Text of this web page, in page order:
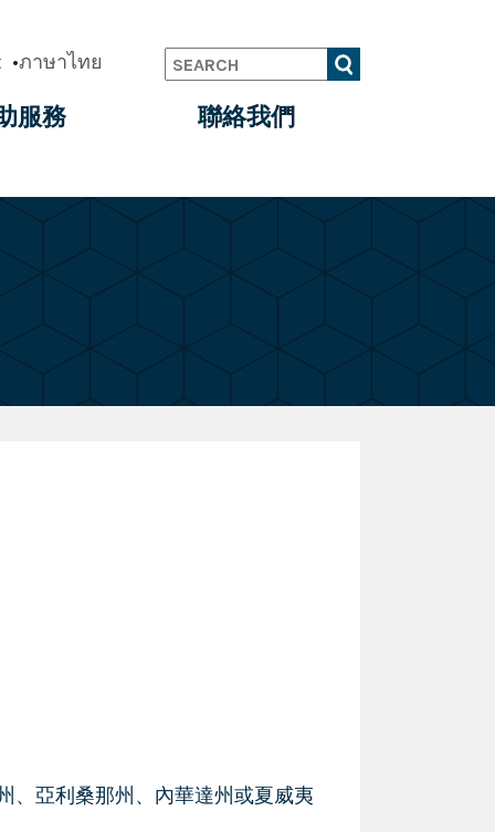
ภาษาไทย Search
服務 聯絡我們
、亞利桑那州、內華達州或夏威夷